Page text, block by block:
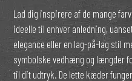
Lad dig inspirere af de mange
ideelle til enhver anledning,
elegance eller en lag-på-lag stil
symbolske vedhæng og længder
til dit udtryk. De lette kæder